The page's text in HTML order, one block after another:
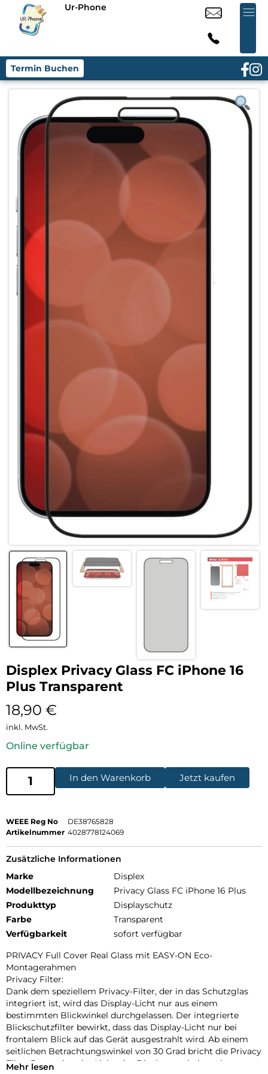
Ur-Phone
Termin Buchen
Displex Privacy Glass FC iPhone 16
Plus Transparent
18,90 €
inkl. MwSt.
Online verfügbar
In den Warenkorb Jetzt kaufen
WEEE Reg No
DE38765828
Artikelnummer 4028778124069
Zusätzliche Informationen
Marke
Displex
Modellbezeichnung
Privacy Glass FC iPhone 16 Plus
Produkttyp
Displayschutz
Farbe
Transparent
Verfügbarkeit
sofort verfügbar
PRIVACY Full Cover Real Glass mit EASY-ON Eco-
Montagerahmen
Privacy Filter:
Dank dem speziellem Privacy-Filter, der in das Schutzglas
integriert ist, wird das Display-Licht nur aus einem
bestimmten Blickwinkel durchgelassen. Der integrierte
Blickschutzfilter bewirkt, dass das Display-Licht nur bei
frontalem Blick auf das Gerät ausgestrahlt wird. Ab einem
seitlichen Betrachtungswinkel von 30 Grad bricht die Privacy
Filter Protection das Licht, das Display erscheint schwarz.
Mehr lesen